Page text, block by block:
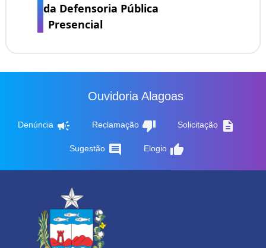
da Defensoria Pública
Presencial
Ouvidoria Alagoas
Denúncia campaign Reclamação thumb_down Solicitação description
Sugestão comment Elogio thumb_up